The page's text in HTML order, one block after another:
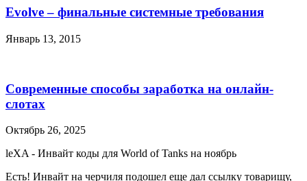
Evolve – финальные системные требования
Январь 13, 2015
Современные способы заработка на онлайн-
слотах
Октябрь 26, 2025
leXA - Инвайт коды для World of Tanks на ноябрь
Есть! Инвайт на черчиля подошел еще дал ссылку товарищу,